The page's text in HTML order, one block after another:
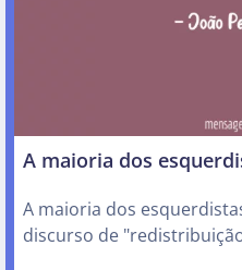
A maioria dos
A maioria dos
discurso de